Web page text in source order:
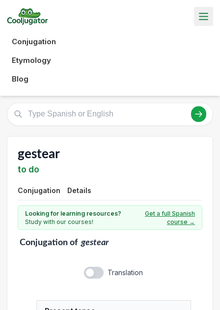
Conjugation
Etymology
Blog
gestear
to do
Conjugation Details
Looking for learning resources?
Study with our courses!
Get a full Spanish
course →
Conjugationof gestear
Translation